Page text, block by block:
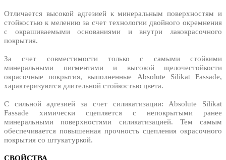
Отличается высокой адгезией к минеральным поверхностям и
стойкостью к мелению за счет технологии двойного окремнения
с окрашиваемыми основаниями и внутри лакокрасочного
покрытия.
За счет совместимости только с самыми стойкими
минеральными пигментами и высокой щелочестойкости
окрасочные покрытия, выполненные Absolute Silikat Fassade,
характеризуются длительной стойкостью цвета.
С сильной адгезией за счет силикатизации: Absolute Silikat
Fassade химически сцепляется с непокрытыми ранее
минеральными поверхностями силикатизацией. Тем самым
обеспечивается повышенная прочность сцепления окрасочного
покрытия со штукатуркой.
СВОЙСТВА